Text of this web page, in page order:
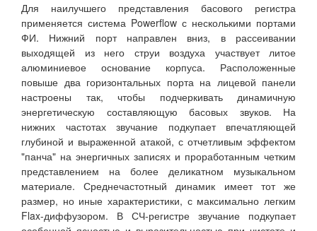
Для наилучшего представления басового регистра
применяется система Powerflow с несколькими портами
ФИ. Нижний порт направлен вниз, в рассеивании
выходящей из него струи воздуха участвует литое
алюминиевое основание корпуса. Расположенные
повыше два горизонтальных порта на лицевой панели
настроены так, чтобы подчеркивать динамичную
энергетическую составляющую басовых звуков. На
нижних частотах звучание подкупает впечатляющей
глубиной и выраженной атакой, с отчетливым эффектом
"панча" на энергичных записях и проработанным четким
представлением на более деликатном музыкальном
материале. Среднечастотный динамик имеет тот же
размер, но иные характеристики, с максимально легким
Flax-диффузором. В СЧ-регистре звучание подкупает